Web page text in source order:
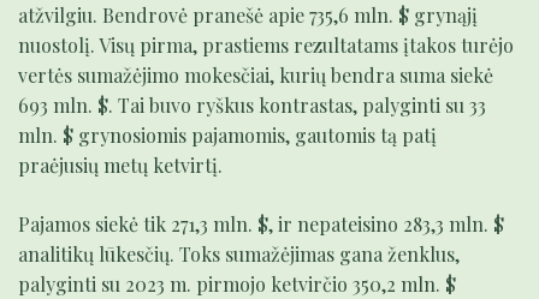
atžvilgiu. Bendrovė pranešė apie 735,6 mln. $ grynąjį
nuostolį. Visų pirma, prastiems rezultatams įtakos turėjo
vertės sumažėjimo mokesčiai, kurių bendra suma siekė
693 mln. $. Tai buvo ryškus kontrastas, palyginti su 33
mln. $ grynosiomis pajamomis, gautomis tą patį
praėjusių metų ketvirtį.
Pajamos siekė tik 271,3 mln. $, ir nepateisino 283,3 mln. $
analitikų lūkesčių. Toks sumažėjimas gana ženklus,
palyginti su 2023 m. pirmojo ketvirčio 350,2 mln. $